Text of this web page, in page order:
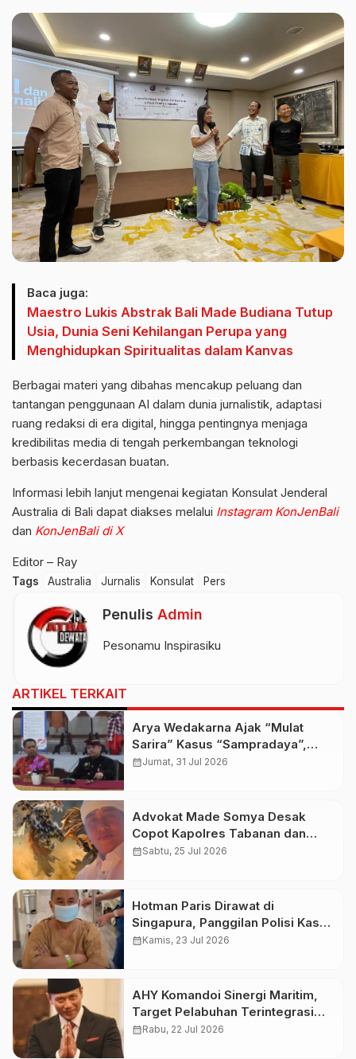
Baca juga:
Maestro Lukis Abstrak Bali Made Budiana Tutup
Usia, Dunia Seni Kehilangan Perupa yang
Menghidupkan Spiritualitas dalam Kanvas
Berbagai materi yang dibahas mencakup peluang dan
tantangan penggunaan AI dalam dunia jurnalistik, adaptasi
ruang redaksi di era digital, hingga pentingnya menjaga
kredibilitas media di tengah perkembangan teknologi
berbasis kecerdasan buatan.
Informasi lebih lanjut mengenai kegiatan Konsulat Jenderal
Australia di Bali dapat diakses melalui Instagram KonJenBali
dan KonJenBali di X⁠
Editor – Ray
Tags Australia Jurnalis Konsulat Pers
Penulis Admin
Pesonamu Inspirasiku
ARTIKEL TERKAIT
Arya Wedakarna Ajak “Mulat
Sarira” Kasus “Sampradaya”,
Buka Ashram Untuk Spiritual
calendar_monthJumat, 31 Jul 2026
Advokat Made Somya Desak
Copot Kapolres Tabanan dan
Kapolsek Baturiti Usai Amuk
calendar_monthSabtu, 25 Jul 2026
Hotman Paris Dirawat di
Singapura, Panggilan Polisi Kasus
Dugaan Hina Wartawan Jadi
calendar_monthKamis, 23 Jul 2026
AHY Komandoi Sinergi Maritim,
Target Pelabuhan Terintegrasi
2028
calendar_monthRabu, 22 Jul 2026